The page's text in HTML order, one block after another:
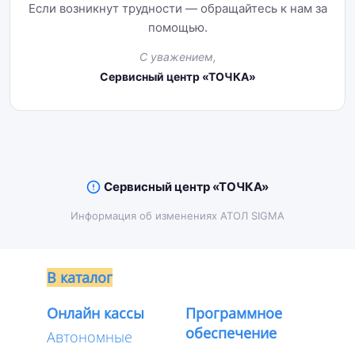
Если возникнут трудности — обращайтесь к нам за
помощью.
С уважением,
Сервисный центр «ТОЧКА»
Сервисный центр «ТОЧКА»
Информация об изменениях АТОЛ SIGMA
В каталог
Онлайн кассы
Автономные
Программное
обеспечение